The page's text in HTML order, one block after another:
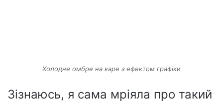
Холодне омбре на каре з ефектом графіки
Зізнаюсь, я сама мріяла про такий